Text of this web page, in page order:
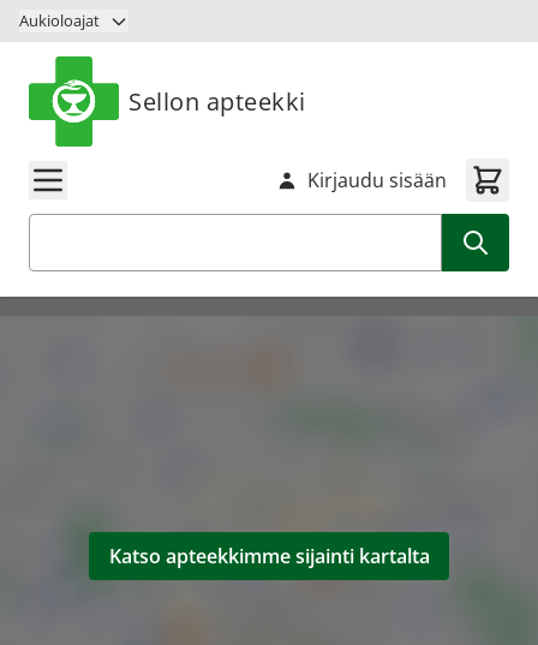
Siirry sisältöön
Aukioloajat
Sellon apteekki
Kirjaudu sisään
Katso apteekkimme sijainti kartalta